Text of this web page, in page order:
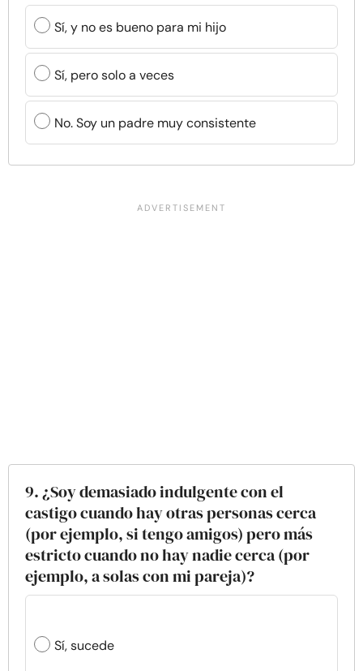
Sí, y no es bueno para mi hijo
Sí, pero solo a veces
No. Soy un padre muy consistente
9. ¿Soy demasiado indulgente con el
castigo cuando hay otras personas cerca
(por ejemplo, si tengo amigos) pero más
estricto cuando no hay nadie cerca (por
ejemplo, a solas con mi pareja)?
Sí, sucede